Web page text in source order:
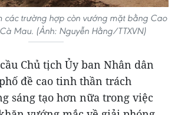
các trường hợp còn vướng mặt bằng Cao
Mau. (Ảnh: Nguyễn Hằng/TTXVN)
Chủ tịch Ủy ban Nhân dân
đề cao tinh thần trách
sáng tạo hơn nữa trong việc